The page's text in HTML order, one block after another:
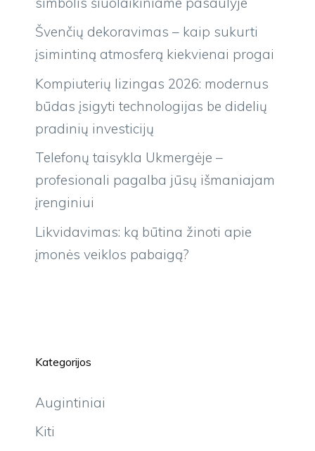
Švenčių dekoravimas – kaip sukurti
įsimintiną atmosferą kiekvienai progai
Kompiuterių lizingas 2026: modernus
būdas įsigyti technologijas be didelių
pradinių investicijų
Telefonų taisykla Ukmergėje –
profesionali pagalba jūsų išmaniajam
įrenginiui
Likvidavimas: ką būtina žinoti apie
įmonės veiklos pabaigą?
Kategorijos
Augintiniai
Kiti